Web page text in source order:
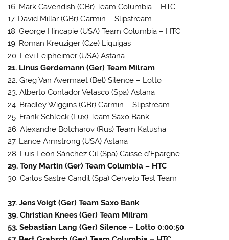
16. Mark Cavendish (GBr) Team Columbia – HTC
17. David Millar (GBr) Garmin – Slipstream
18. George Hincapie (USA) Team Columbia – HTC
19. Roman Kreuziger (Cze) Liquigas
20. Levi Leipheimer (USA) Astana
21. Linus Gerdemann (Ger) Team Milram
22. Greg Van Avermaet (Bel) Silence – Lotto
23. Alberto Contador Velasco (Spa) Astana
24. Bradley Wiggins (GBr) Garmin – Slipstream
25. Fränk Schleck (Lux) Team Saxo Bank
26. Alexandre Botcharov (Rus) Team Katusha
27. Lance Armstrong (USA) Astana
28. Luis León Sánchez Gil (Spa) Caisse d’Epargne
29. Tony Martin (Ger) Team Columbia – HTC
30. Carlos Sastre Candil (Spa) Cervelo Test Team
.
37. Jens Voigt (Ger) Team Saxo Bank
39. Christian Knees (Ger) Team Milram
53. Sebastian Lang (Ger) Silence – Lotto 0:00:50